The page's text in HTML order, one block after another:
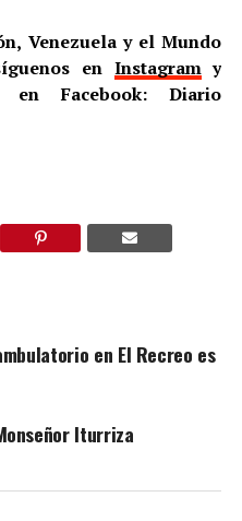
Venezuela y el Mundo
en Instagramy
Facebook: Diario
en El Recreo es
Iturriza